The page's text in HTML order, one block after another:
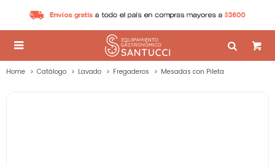

Home Catálogo Lavado Fregaderos Mesadas con Pileta